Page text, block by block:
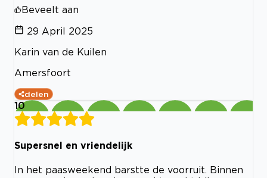
Beveelt aan
29 April 2025
Karin van de Kuilen
Amersfoort
delen
10
Supersnel en vriendelijk
In het paasweekend barstte de voorruit. Binnen